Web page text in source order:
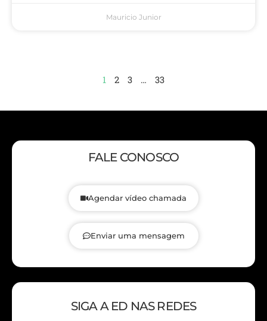
Mauricio Junior
1 2 3 … 33
FALE CONOSCO
Agendar vídeo chamada
Enviar uma mensagem
SIGA A ED NAS REDES